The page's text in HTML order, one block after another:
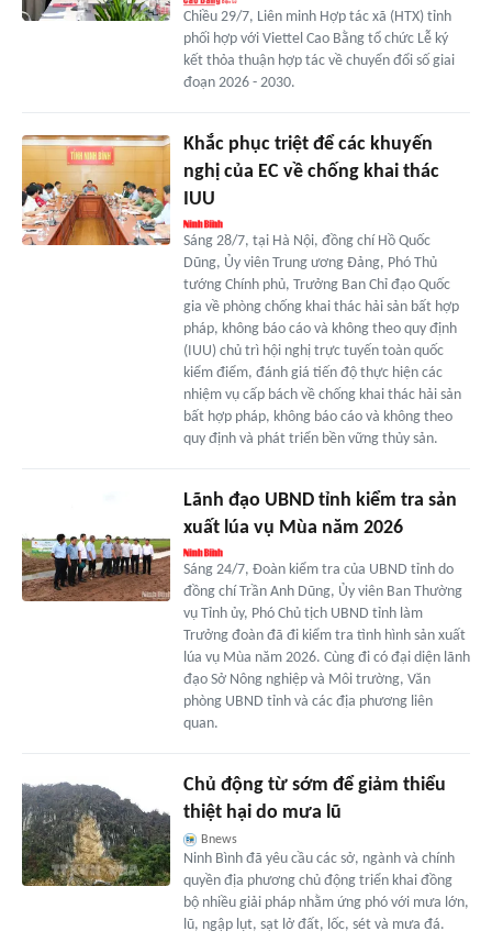
Chiều 29/7, Liên minh Hợp tác xã (HTX) tỉnh
phối hợp với Viettel Cao Bằng tổ chức Lễ ký
kết thỏa thuận hợp tác về chuyển đổi số giai
đoạn 2026 - 2030.
Khắc phục triệt để các khuyến
nghị của EC về chống khai thác
IUU
Sáng 28/7, tại Hà Nội, đồng chí Hồ Quốc
Dũng, Ủy viên Trung ương Đảng, Phó Thủ
tướng Chính phủ, Trưởng Ban Chỉ đạo Quốc
gia về phòng chống khai thác hải sản bất hợp
pháp, không báo cáo và không theo quy định
(IUU) chủ trì hội nghị trực tuyến toàn quốc
kiểm điểm, đánh giá tiến độ thực hiện các
nhiệm vụ cấp bách về chống khai thác hải sản
bất hợp pháp, không báo cáo và không theo
quy định và phát triển bền vững thủy sản.
Lãnh đạo UBND tỉnh kiểm tra sản
xuất lúa vụ Mùa năm 2026
Sáng 24/7, Đoàn kiểm tra của UBND tỉnh do
đồng chí Trần Anh Dũng, Ủy viên Ban Thường
vụ Tỉnh ủy, Phó Chủ tịch UBND tỉnh làm
Trưởng đoàn đã đi kiểm tra tình hình sản xuất
lúa vụ Mùa năm 2026. Cùng đi có đại diện lãnh
đạo Sở Nông nghiệp và Môi trường, Văn
phòng UBND tỉnh và các địa phương liên
quan.
Chủ động từ sớm để giảm thiểu
thiệt hại do mưa lũ
Bnews
Ninh Bình đã yêu cầu các sở, ngành và chính
quyền địa phương chủ động triển khai đồng
bộ nhiều giải pháp nhằm ứng phó với mưa lớn,
lũ, ngập lụt, sạt lở đất, lốc, sét và mưa đá.